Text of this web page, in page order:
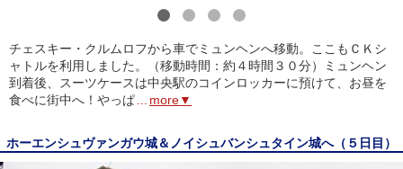
チェスキー・クルムロフから車でミュンヘンへ移動。ここもＣＫシ
ャトルを利用しました。（移動時間：約４時間３０分）ミュンヘン
到着後、スーツケースは中央駅のコインロッカーに預けて、お昼を
食べに街中へ！やっぱ
more▼
ホーエンシュヴァンガウ城＆ノイシュバンシュタイン城へ（５日目）